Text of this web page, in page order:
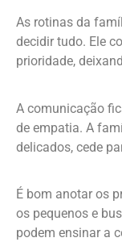
As rotinas da
decidir tudo. Ele
prioridade,
A comunicação
de empatia. A
delicados, cede
É bom anotar os
os pequenos e
podem ensinar a